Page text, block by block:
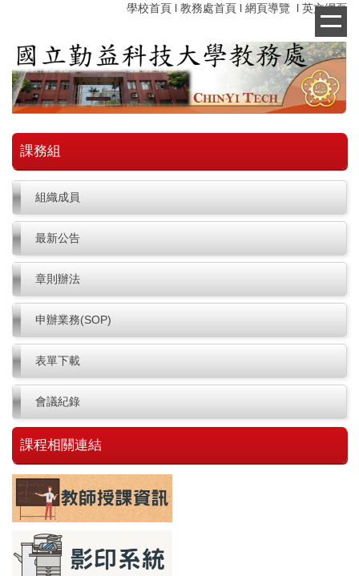
主
要
內
容
區
學校首頁 l 教務處首頁 l 網頁導覽 l 英文網頁
課務組
組織成員
最新公告
章則辦法
申辦業務(SOP)
表單下載
會議紀錄
課程相關連結